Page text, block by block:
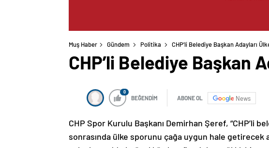
Muş Haber Gündem Politika CHP’li Belediye Başkan Adayları
CHP’li Belediye Başkan
0
BEĞENDİM ABONE OL News
CHP Spor Kurulu Başkanı Demirhan Şeref, “CHP’li
sonrasında ülke sporunu çağa uygun hale